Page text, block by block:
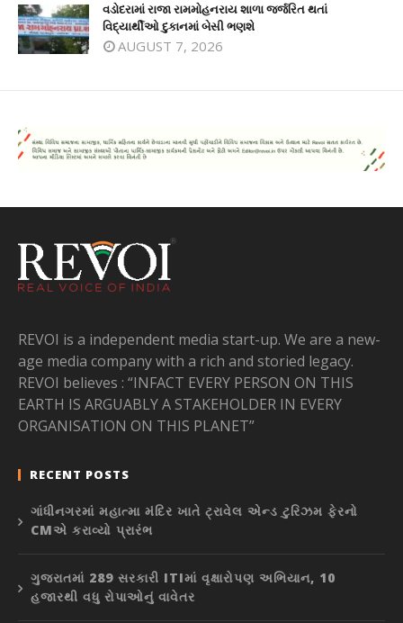
વડોદરામાં રાજા રામમોહનરાય શાળા જર્જરિત થતાં
વિદ્યાર્થીઓ દુકાનમાં બેસી ભણશે
AUGUST 7, 2026
REVOI is a independent media start-up. We are a new-
age media company with a rich and storied legacy.
REVOI believes : “INFACT EVERY PERSON ON THIS
EARTH IS ARGUABLY A STAKEHOLDER IN EVERY
ORGANISATION ON THIS PLANET”
RECENT POSTS
ગાંધીનગરમાં મહાત્મા મંદિર ખાતે ટ્રાવેલ એન્ડ ટુરિઝમ ફેરનો
CMએ કરાવ્યો પ્રારંભ
ગુજરાતમાં 289 સરકારી ITIમાં વૃક્ષારોપણ અભિયાન, 10
હજારથી વધુ રોપાઓનું વાવેતર